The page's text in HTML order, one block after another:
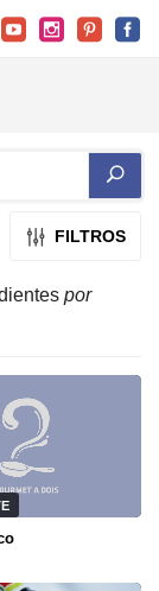
FILTROS
por